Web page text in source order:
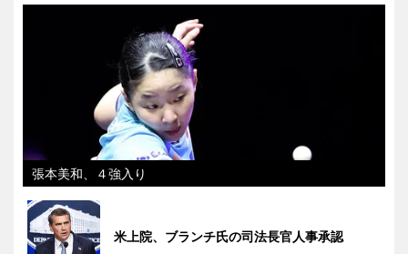
張本美和、４強入り
米上院、ブランチ氏の司法長官人事承認